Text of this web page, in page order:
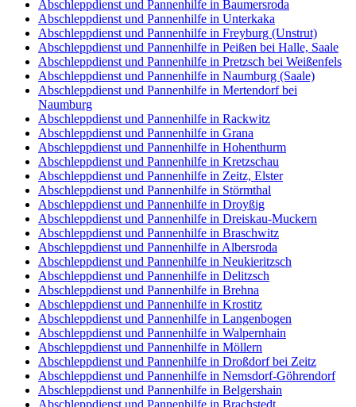
Abschleppdienst und Pannenhilfe in Baumersroda
Abschleppdienst und Pannenhilfe in Unterkaka
Abschleppdienst und Pannenhilfe in Freyburg (Unstrut)
Abschleppdienst und Pannenhilfe in Peißen bei Halle, Saale
Abschleppdienst und Pannenhilfe in Pretzsch bei Weißenfels
Abschleppdienst und Pannenhilfe in Naumburg (Saale)
Abschleppdienst und Pannenhilfe in Mertendorf bei
Naumburg
Abschleppdienst und Pannenhilfe in Rackwitz
Abschleppdienst und Pannenhilfe in Grana
Abschleppdienst und Pannenhilfe in Hohenthurm
Abschleppdienst und Pannenhilfe in Kretzschau
Abschleppdienst und Pannenhilfe in Zeitz, Elster
Abschleppdienst und Pannenhilfe in Störmthal
Abschleppdienst und Pannenhilfe in Droyßig
Abschleppdienst und Pannenhilfe in Dreiskau-Muckern
Abschleppdienst und Pannenhilfe in Braschwitz
Abschleppdienst und Pannenhilfe in Albersroda
Abschleppdienst und Pannenhilfe in Neukieritzsch
Abschleppdienst und Pannenhilfe in Delitzsch
Abschleppdienst und Pannenhilfe in Brehna
Abschleppdienst und Pannenhilfe in Krostitz
Abschleppdienst und Pannenhilfe in Langenbogen
Abschleppdienst und Pannenhilfe in Walpernhain
Abschleppdienst und Pannenhilfe in Möllern
Abschleppdienst und Pannenhilfe in Droßdorf bei Zeitz
Abschleppdienst und Pannenhilfe in Nemsdorf-Göhrendorf
Abschleppdienst und Pannenhilfe in Belgershain
Abschleppdienst und Pannenhilfe in Brachstedt